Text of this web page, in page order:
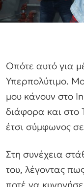
Οπότε αυτό για
Υπερπολύτιμο.
μου κάνουν στο
διάφορα και στο
έτσι σύμφωνος
Στη συνέχεια
του, λέγοντας
ποτέ να